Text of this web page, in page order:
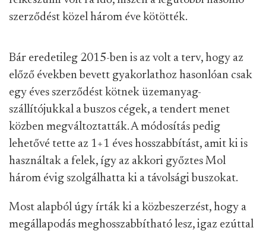
szerződést közel három éve kötötték.
Bár eredetileg 2015-ben is az volt a terv, hogy az
előző években bevett gyakorlathoz hasonlóan csak
egy éves szerződést kötnek üzemanyag-
szállítójukkal a buszos cégek, a tendert menet
közben megváltoztatták. A módosítás pedig
lehetővé tette az 1+1 éves hosszabbítást, amit ki is
használtak a felek, így az akkori győztes Mol
három évig szolgálhatta ki a távolsági buszokat.
Most alapból úgy írták ki a közbeszerzést, hogy a
megállapodás meghosszabbítható lesz, igaz ezúttal